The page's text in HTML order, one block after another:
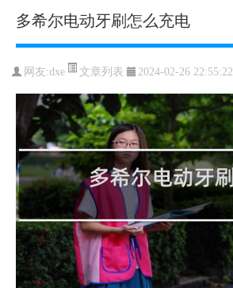
多希尔电动牙刷怎么充电
网友:dxe 文章列表 2024-02-26 22:55:22